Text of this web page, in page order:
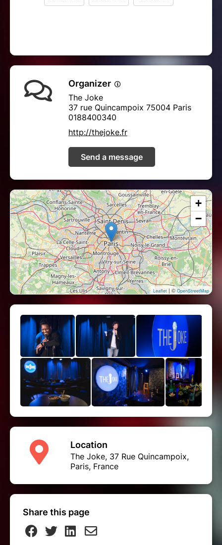
Organizer
The Joke
37 rue Quincampoix 75004 Paris
0188400340
http://thejoke.fr
Send a message
+
−
Leaflet| ©OpenStreetMap
Location
The Joke, 37 Rue Quincampoix,
Paris, France
Share this page